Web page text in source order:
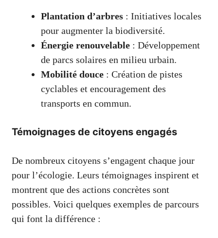
Plantation d’arbres : Initiatives locales
pour augmenter la biodiversité.
Énergie renouvelable : Développement
de parcs solaires en milieu urbain.
Mobilité douce : Création de pistes
cyclables et encouragement des
transports en commun.
Témoignages de citoyens engagés
De nombreux citoyens s’engagent chaque jour
pour l’écologie. Leurs témoignages inspirent et
montrent que des actions concrètes sont
possibles. Voici quelques exemples de parcours
qui font la différence :